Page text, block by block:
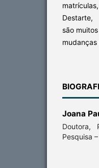
Destarte,
são
mudanças
Joana
Doutora,
Pesquisa